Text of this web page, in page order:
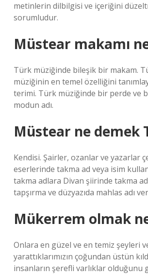
metinlerin dilbilgisi ve içeriğini
sorumludur.
Müstear makamı
Türk müziğinde bileşik bir makam.
müziğinin en temel özelliğini
terimi. Türk müziğinde bir perde ve
modun adı.
Müstear ne demek
Kendisi. Şairler, ozanlar ve yazarlar
eserlerinde takma ad veya isim
takma adlara Divan şiirinde takma
tapşırma ve düzyazıda mahlas adı
Mükerrem olmak
Onlara en güzel ve en temiz şeyleri
yarattıklarımızın çoğundan üstün
insanların şerefli varlıklar olduğunu